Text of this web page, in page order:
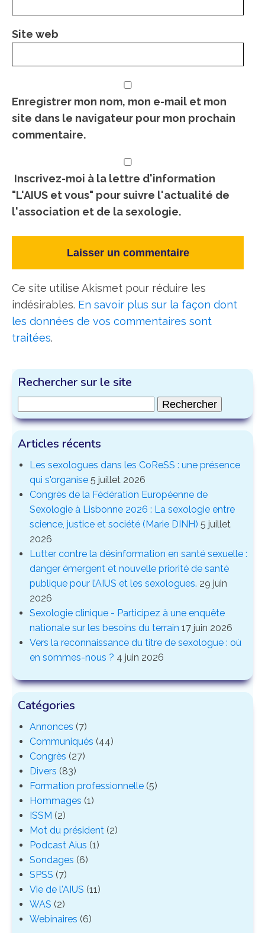
Site web
Enregistrer mon nom, mon e-mail et mon
site dans le navigateur pour mon prochain
commentaire.
Inscrivez-moi à la lettre d'information
"L'AIUS et vous" pour suivre l'actualité de
l'association et de la sexologie.
Ce site utilise Akismet pour réduire les
indésirables. En savoir plus sur la façon dont
les données de vos commentaires sont
traitées.
Rechercher sur le site
Articles récents
Les sexologues dans les CoReSS : une présence
qui s'organise 5 juillet 2026
Congrès de la Fédération Européenne de
Sexologie à Lisbonne 2026 : La sexologie entre
science, justice et société (Marie DINH) 5 juillet
2026
Lutter contre la désinformation en santé sexuelle :
danger émergent et nouvelle priorité de santé
publique pour l’AIUS et les sexologues. 29 juin
2026
Sexologie clinique - Participez à une enquête
nationale sur les besoins du terrain 17 juin 2026
Vers la reconnaissance du titre de sexologue : où
en sommes-nous ? 4 juin 2026
Catégories
Annonces (7)
Communiqués (44)
Congrès (27)
Divers (83)
Formation professionnelle (5)
Hommages (1)
ISSM (2)
Mot du président (2)
Podcast Aius (1)
Sondages (6)
SPSS (7)
Vie de l'AIUS (11)
WAS (2)
Webinaires (6)